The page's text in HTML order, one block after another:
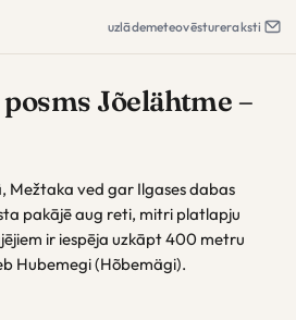
uzlādemeteovēstureraksti
Jõelähtme –
Mežtaka ved gar Ilgases dabas
pakājē aug reti, mitri platlapju
ir iespēja uzkāpt 400 metru
Hubemegi (Hõbemägi).